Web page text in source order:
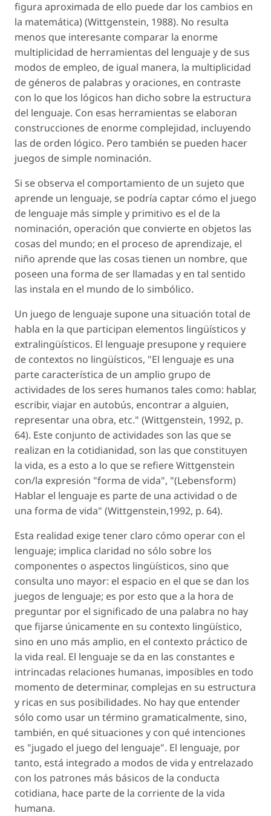
figura aproximada de ello puede dar los cambios en
la matemática) (Wittgenstein, 1988). No resulta
menos que interesante comparar la enorme
multiplicidad de herramientas del lenguaje y de sus
modos de empleo, de igual manera, la multiplicidad
de géneros de palabras y oraciones, en contraste
con lo que los lógicos han dicho sobre la estructura
del lenguaje. Con esas herramientas se elaboran
construcciones de enorme complejidad, incluyendo
las de orden lógico. Pero también se pueden hacer
juegos desimple nominación.
Si se observa el comportamiento de un sujeto que
aprende un lenguaje, se podría captar cómo el juego
de lenguaje más simple y primitivo es el de la
nominación, operación que convierte en objetos las
cosas del mundo; en el proceso de aprendizaje, el
niño aprende que las cosas tienen un nombre, que
poseen una forma de ser llamadas y en tal sentido
las instala en el mundo de lo simbólico.
Un juego de lenguaje supone una situación total de
habla en la que participan elementos lingüísticos y
extralingüísticos. El lenguaje presupone y requiere
de contextos no lingüísticos, "El lenguaje es una
parte característica de un amplio grupo de
actividades de los seres humanos tales como: hablar,
escribir, viajar en autobús, encontrar a alguien,
representar una obra, etc." (Wittgenstein, 1992, p.
64). Este conjunto de actividades son las que se
realizan en la cotidianidad, son las que constituyen
la vida, es a esto a lo que se refiere Wittgenstein
con/la expresión "forma de vida", "(Lebensform)
Hablar el lenguaje es parte de una actividad o de
una forma de vida" (Wittgenstein,1992, p. 64).
Esta realidad exige tener claro cómo operar con el
lenguaje; implica claridad no sólo sobre los
componentes o aspectos lingüísticos, sino que
consulta uno mayor: el espacio en el que se dan los
juegos de lenguaje; es por esto que a la hora de
preguntar por el significado de una palabra no hay
que fijarse únicamente en su contexto lingüístico,
sino en uno más amplio, en el contexto práctico de
la vida real. El lenguaje se da en las constantes e
intrincadas relaciones humanas, imposibles en todo
momento de determinar, complejas en su estructura
y ricas en sus posibilidades. No hay que entender
sólo como usar un término gramaticalmente, sino,
también, en qué situaciones y con qué intenciones
es "jugado el juego del lenguaje". El lenguaje, por
tanto, está integrado a modos de vida y entrelazado
con los patrones más básicos de la conducta
cotidiana, hace parte de la corriente de la vida
humana.